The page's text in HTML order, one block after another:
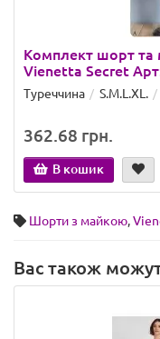
Комплект шорт та
Vienetta Secret
Туреччина S.M.L.XL.
362.68 грн.
В кошик
Шорти з майкою,
Вас також